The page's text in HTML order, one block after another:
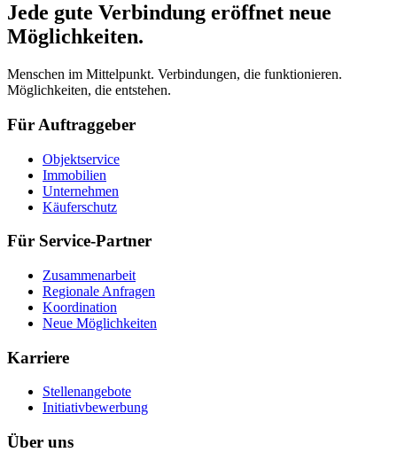
Jede gute Verbindung eröffnet neue
Möglichkeiten.
Menschen im Mittelpunkt. Verbindungen, die funktionieren.
Möglichkeiten, die entstehen.
Für Auftraggeber
Objektservice
Immobilien
Unternehmen
Käuferschutz
Für Service-Partner
Zusammenarbeit
Regionale Anfragen
Koordination
Neue Möglichkeiten
Karriere
Stellenangebote
Initiativbewerbung
Über uns